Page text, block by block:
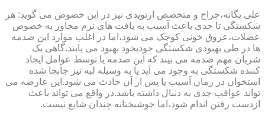
علی یگانه،جراح و متخصص ارتوپدی نیز در این خصوص می گوید: هر
شکستگی تا حدی باعث آسیب به بافت های نرم مجاور به خصوص
عضلات،عروق خونی کوچک می شود،اما در اغلب موارد این صدمه
ها در طی بهبودی شکستگی خودبخود بهبود می یابند.گاهی یک
شریان مهم صدمه می بیند که این صدمه یا توسط عوامل ایجاد
کننده شکستگی به وجود می آید یا به وسیله لبه تیز جابجا شده
استخوان در زمان آسیب یا پس از آن حادث می شود.این عارضه می
تواند عواقب جدی به دنبال داشته باشد.در واقع می تواند باعث
ازدست رفتن اندام شود،اما خوشبختانه چندان شایع نیست.